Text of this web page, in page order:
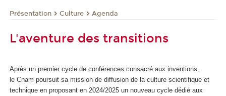
Présentation Culture Agenda
L'aventure des transitions
Après un premier cycle de conférences consacré aux inventions,
le Cnam poursuit sa mission de diffusion de la culture scientifique et
technique en proposant en 2024/2025 un nouveau cycle dédié aux